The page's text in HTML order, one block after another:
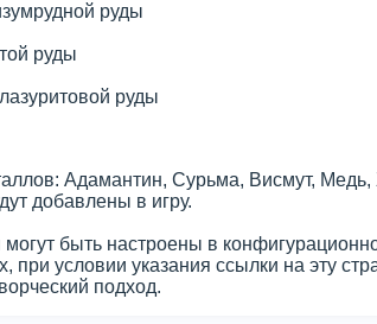
руды
руды
руды
Адамантин, Сурьма, Висмут,
добавлены в игру.
быть настроены в
условии указания ссылки на эту
подход.